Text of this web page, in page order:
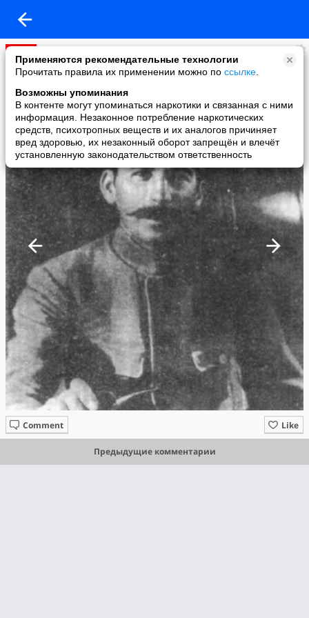
Применяются рекомендательные технологии
Прочитать правила их применении можно по ссылке
Возможны упоминания
В контенте могут упоминаться наркотики и связанная с ними
информация. Незаконное потребление наркотических
средств, психотропных веществ и их аналогов причиняет
вред здоровью, их незаконный оборот запрещён и влечёт
установленную законодательством ответственность
ДОСТУПА НЕТ
added a photo
07 May в 15:18
Like
Comment
Предыдущие комментарии